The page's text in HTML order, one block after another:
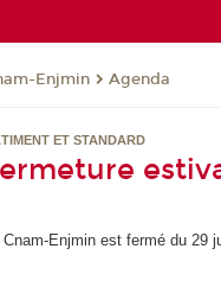
Enjmin Agenda
ET STANDARD
Cnam-Enjmin est fermé du 29